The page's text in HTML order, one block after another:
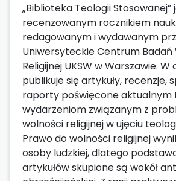
„Biblioteka Teologii Stosowanej”
recenzowanym rocznikiem
redagowanym i wydawanym
Uniwersyteckie Centrum Badań
Religijnej UKSW w Warszawie.
publikuje się artykuły, recenzje,
raporty poświęcone aktualnym
wydarzeniom związanym z
wolności religijnej w ujęciu
Prawo do wolności religijnej
osoby ludzkiej, dlatego
artykułów skupione są wokół